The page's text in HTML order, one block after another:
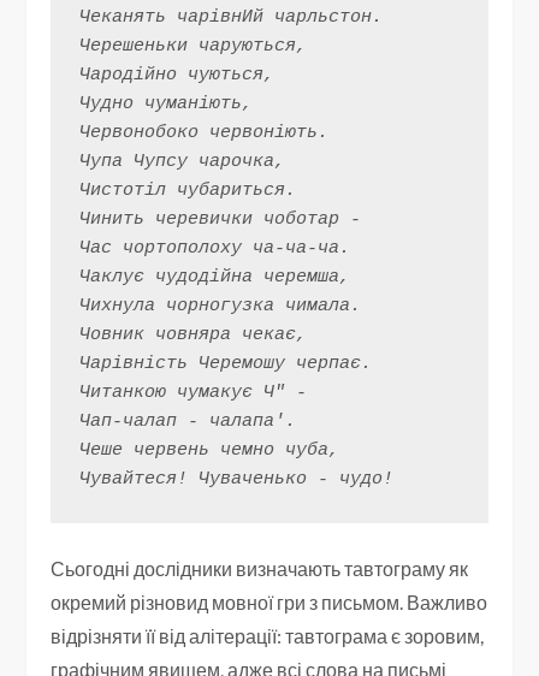
Чеканять чарівнИй чарльстон.
Черешеньки чаруються,
Чародійно чуються,
Чудно чуманіють,
Червонобоко червоніють.
Чупа Чупсу чарочка,
Чистотіл чубариться.
Чинить черевички чоботар -
Час чортополоху ча-ча-ча.
Чаклує чудодійна черемша,
Чихнула чорногузка чимала.
Човник човняра чекає,
Чарівність Черемошу черпає.
Читанкою чумакує Ч" -
Чап-чалап - чалапа'.
Чеше червень чемно чуба,
Чувайтеся! Чуваченько - чудо!
Сьогодні дослідники визначають тавтограму як
окремий різновид мовної гри з письмом. Важливо
відрізняти її від алітерації: тавтограма є зоровим,
графічним явищем, адже всі слова на письмі